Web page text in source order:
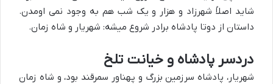
شاید اصلاً شهرزاد و هزار و یک شب هم به وجود نمی اومدن.
داستان از دوتا پادشاه برادر شروع میشه: شهریار و شاه زمان.
دردسر پادشاه و خیانت تلخ
شهریار، پادشاه سرزمین بزرگ و پهناور سمرقند بود، و شاه زمان